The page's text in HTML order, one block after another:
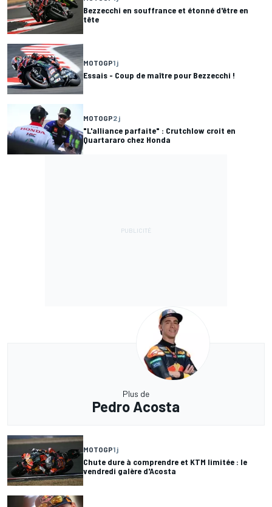
Bezzecchi en souffrance et étonné d'être en
tête
MOTOGP1 j
Essais - Coup de maître pour Bezzecchi !
MOTOGP2 j
"L'alliance parfaite" : Crutchlow croit en
Quartararo chez Honda
Plus de
Pedro Acosta
MOTOGP1 j
Chute dure à comprendre et KTM limitée : le
vendredi galère d'Acosta